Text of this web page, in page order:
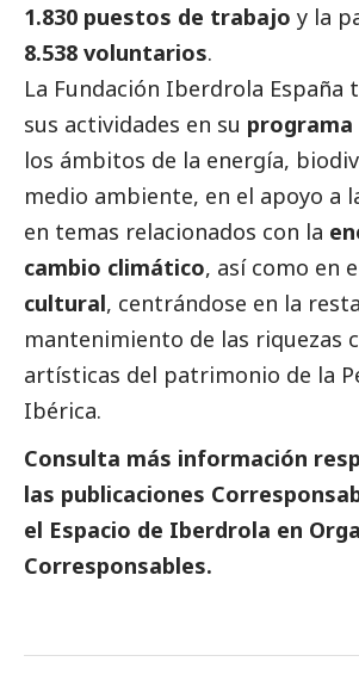
1.830 puestos de trabajo y la
8.538 voluntarios.
La Fundación Iberdrola España
sus actividades en su programa
los ámbitos de la energía,
medio ambiente, en el apoyo a
en temas relacionados con la
cambio climático, así como en
cultural, centrándose en la
mantenimiento de las riquezas
artísticas del patrimonio de la
Ibérica.
Consulta más información
las publicaciones
el Espacio de Iberdrola en
Corresponsables.